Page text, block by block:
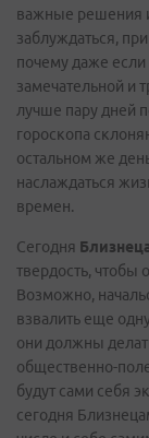
важные решения
заблуждаться,
почему даже если
замечательной и
лучше пару дней
гороскопа
остальном же
наслаждаться
времен.
Сегодня
твердость, чтобы
Возможно,
взвалить еще
они должны
общественно-
будут сами себя
сегодня